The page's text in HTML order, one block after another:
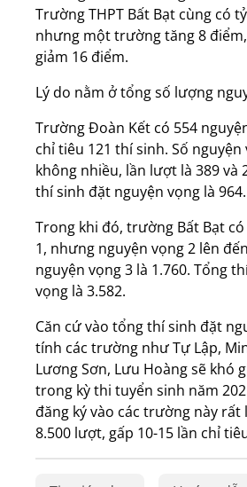
Trường THPT Bất Bạt cùng có
nhưng một trường tăng 8
giảm 16 điểm.
Lý do nằm ở tổng số lượng
Trường Đoàn Kết có 554
chỉ tiêu 121 thí sinh. Số nguyện
không nhiều, lần lượt là 389 và
thí sinh đặt nguyện vọng là 964.
Trong khi đó, trường Bất Bạt
1, nhưng nguyện vọng 2 lên
nguyện vọng 3 là 1.760. Tổng
vọng là 3.582.
Căn cứ vào tổng thí sinh đặt
tính các trường như Tự Lập,
Lương Sơn, Lưu Hoàng sẽ khó
trong kỳ thi tuyển sinh năm
đăng ký vào các trường này rất
8.500 lượt, gấp 10-15 lần chỉ